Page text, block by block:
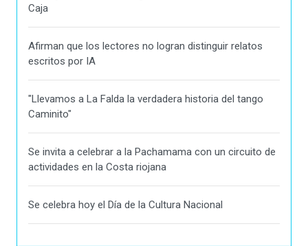
Caja
Afirman que los lectores no logran distinguir relatos
escritos por IA
"Llevamos a La Falda la verdadera historia del tango
Caminito"
Se invita a celebrar a la Pachamama con un circuito de
actividades en la Costa riojana
Se celebra hoy el Día de la Cultura Nacional